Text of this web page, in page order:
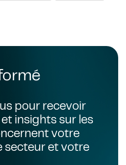
pour recevoir
insights sur les
votre
secteur et votre